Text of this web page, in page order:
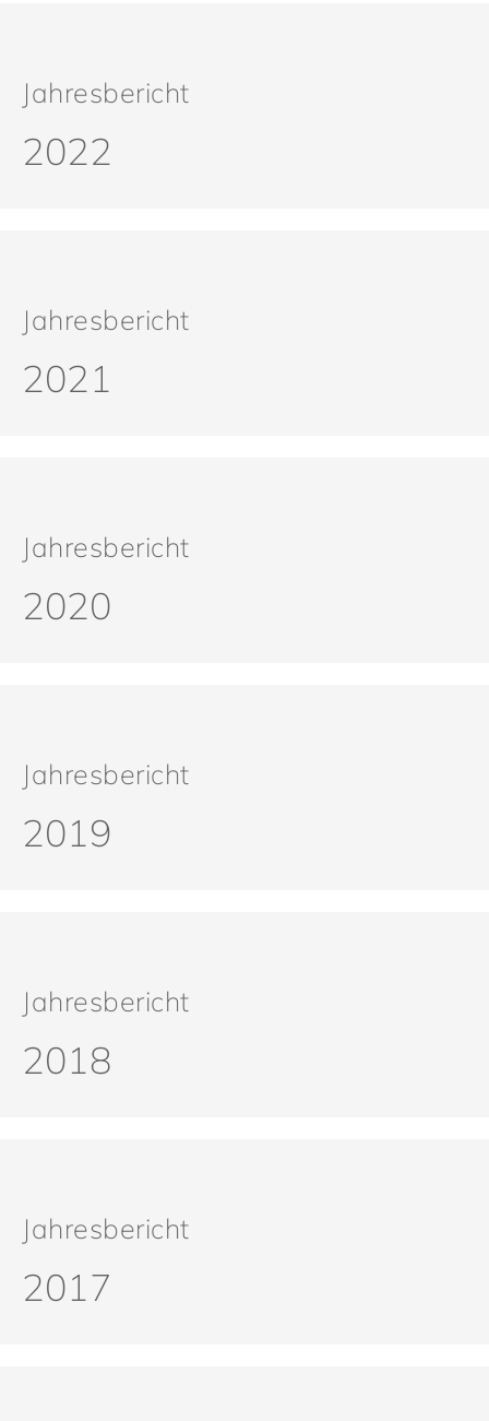
Jahresbericht
2022
Jahresbericht
2021
Jahresbericht
2020
Jahresbericht
2019
Jahresbericht
2018
Jahresbericht
2017